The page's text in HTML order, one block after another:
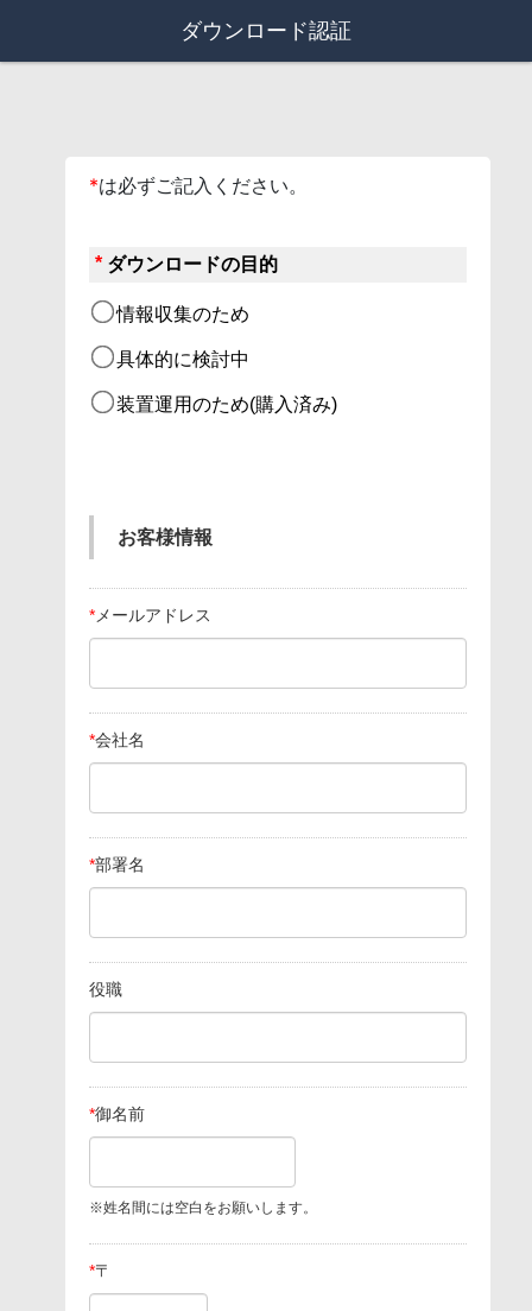
ダウンロード認証
*は必ずご記入ください。
* ダウンロードの目的
情報収集のため
具体的に検討中
装置運用のため(購入済み)
お客様情報
* メールアドレス
*会社名
*部署名
役職
*御名前
※姓名間には空白をお願いします。
*〒